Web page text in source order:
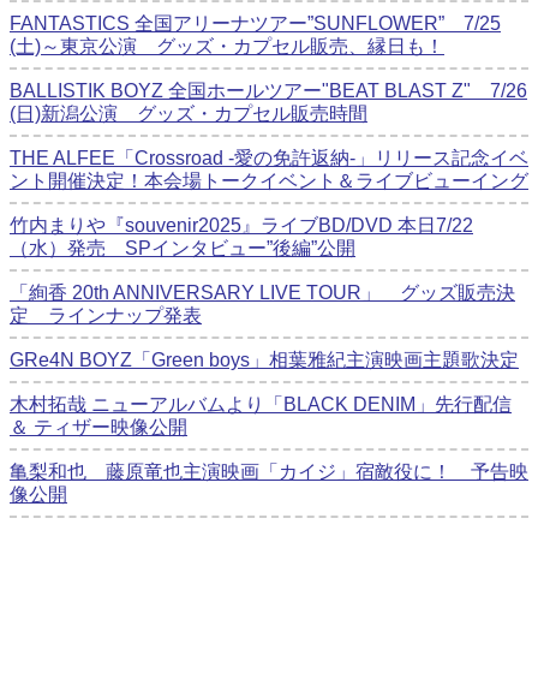
FANTASTICS 全国アリーナツアー”SUNFLOWER” 7/25
(土)～東京公演 グッズ・カプセル販売、縁日も！
BALLISTIK BOYZ 全国ホールツアー"BEAT BLAST Z" 7/26
(日)新潟公演 グッズ・カプセル販売時間
THE ALFEE「Crossroad -愛の免許返納-」リリース記念イベ
ント開催決定！本会場トークイベント＆ライブビューイング
竹内まりや『souvenir2025』ライブBD/DVD 本日7/22
（水）発売 SPインタビュー”後編”公開
「絢香 20th ANNIVERSARY LIVE TOUR」 グッズ販売決
定 ラインナップ発表
GRe4N BOYZ「Green boys」相葉雅紀主演映画主題歌決定
木村拓哉 ニューアルバムより「BLACK DENIM」先行配信
＆ ティザー映像公開
亀梨和也 藤原竜也主演映画「カイジ」宿敵役に！ 予告映
像公開